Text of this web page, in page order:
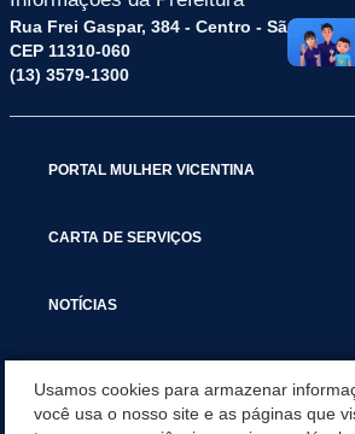
Rua Frei Gaspar, 384 - Centro - São
CEP 11310-060
(13) 3579-1300
PORTAL MULHER VICENTINA
CARTA DE SERVIÇOS
NOTÍCIAS
Usamos cookies para armazenar
você usa o nosso site e as páginas que